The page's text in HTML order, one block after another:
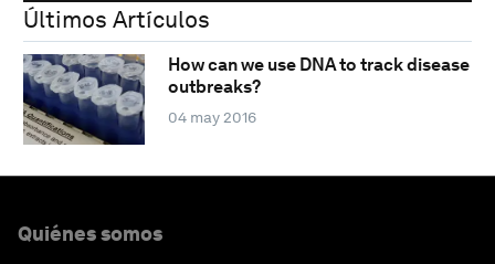
Últimos Artículos
How can we use DNA to track disease
outbreaks?
04 may 2016
Quiénes somos